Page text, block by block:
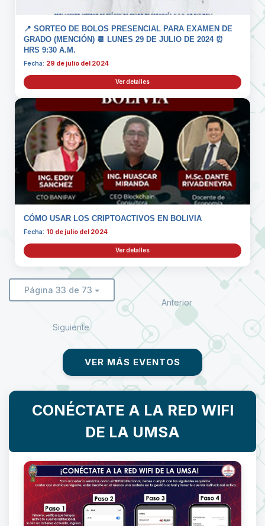
📍 SORTEO DE BOLOS PRESENCIAL PARA EXAMEN DE
GRADO (MENCIÓN) 📆 LUNES 29 DE JULIO DE 2024 ⏰
HRS 9:30 A.M.
Fecha: 29 de julio del 2024
Ver detalles
CÓMO USAR LOS CRIPTOACTIVOS EN BOLIVIA
Fecha: 10 de julio del 2024
Ver detalles
Página 33 de 73
Anterior
Siguiente
VER MÁS EVENTOS
CONÉCTATE A LA RED WIFI
DE LA UMSA